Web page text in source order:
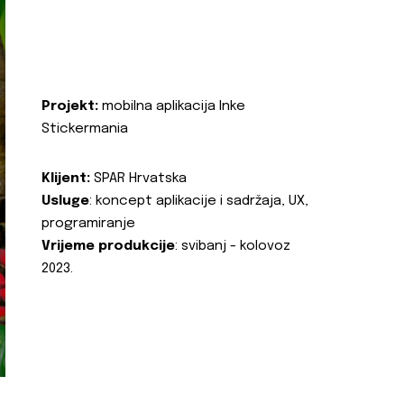
Projekt: mobilna aplikacija Inke
Stickermania
Klijent: SPAR Hrvatska
Usluge: koncept aplikacije i sadržaja, UX,
programiranje
Vrijeme produkcije: svibanj - kolovoz
2023.